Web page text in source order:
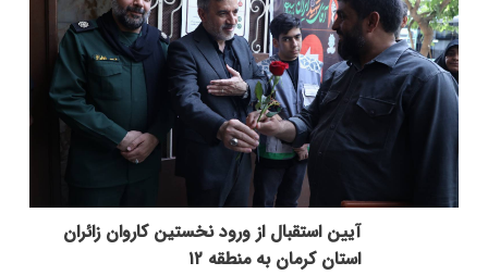
آیین استقبال از ورود نخستین کاروان زائران
استان کرمان به منطقه ۱۲